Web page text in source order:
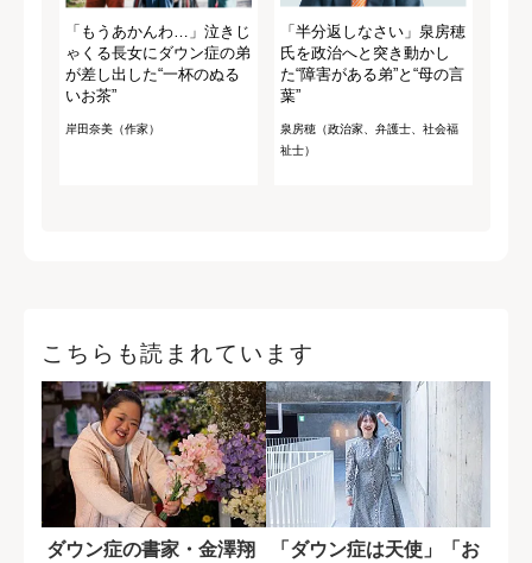
「もうあかんわ…」泣きじ
ゃくる長女にダウン症の弟
が差し出した“一杯のぬる
いお茶”
岸田奈美（作家）
「半分返しなさい」泉房穂
氏を政治へと突き動かし
た“障害がある弟”と“母の言
葉”
泉房穂（政治家、弁護士、社会福
祉士）
こちらも読まれています
ダウン症の書家・金澤翔
「ダウン症は天使」「お